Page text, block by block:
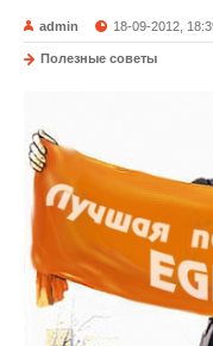
admin 18-09-2012,
Полезные советы